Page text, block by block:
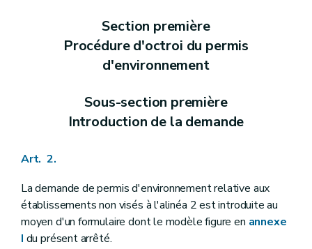
Section première
Procédure d'octroi du permis
d'environnement
Sous-section première
Introduction de la demande
Art. 2.
La demande de permis d'environnement relative aux
établissements non visés à l'alinéa 2 est introduite au
moyen d'un formulaire dont le modèle figure en annexe
I du présent arrêté.